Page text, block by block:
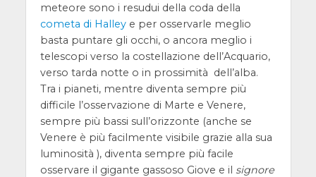
meteore sono i resudui della coda della
cometa di Halleye per osservarle meglio
basta puntare gli occhi, o ancora meglio i
telescopi verso la costellazione dell’Acquario,
verso tarda notte o in prossimità dell’alba.
Tra i pianeti, mentre diventa sempre più
difficile l’osservazione di Marte e Venere,
sempre più bassi sull’orizzonte (anche se
Venere è più facilmente visibile grazie alla sua
luminosità ), diventa sempre più facile
osservare il gigante gassoso Giove e il signore